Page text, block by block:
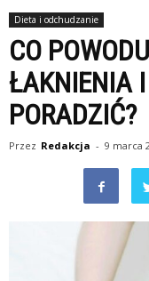
Dieta i odchudzanie
CO
ŁAKNIENIA
PORADZIĆ?
Przez Redakcja - 9 marca